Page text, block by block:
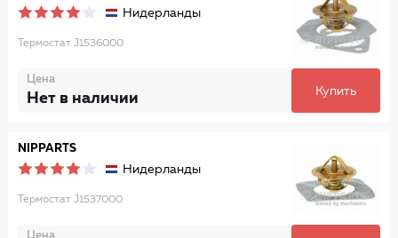
Нидерланды
Термостат J1536000
Цена
Нет в наличии Купить
NIPPARTS
Нидерланды
Термостат J1537000
Цена